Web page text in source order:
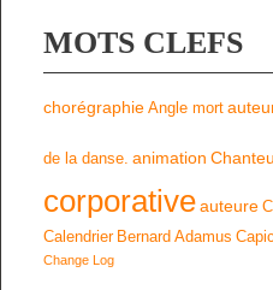
MOTS CLEFS
chorégraphie Angle mort
de la danse. animation
corporativeauteure
Calendrier Bernard Adamus Capic
Change Log